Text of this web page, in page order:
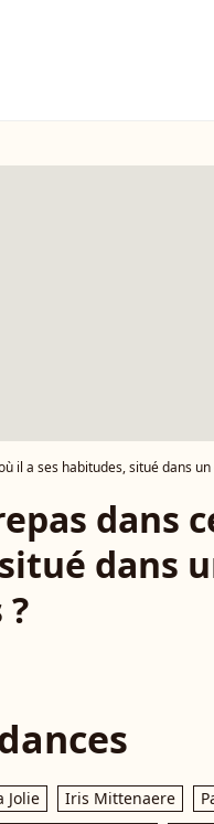
habitudes, situé dans un quartier
dans
dans
Jolie Iris Mittenaere